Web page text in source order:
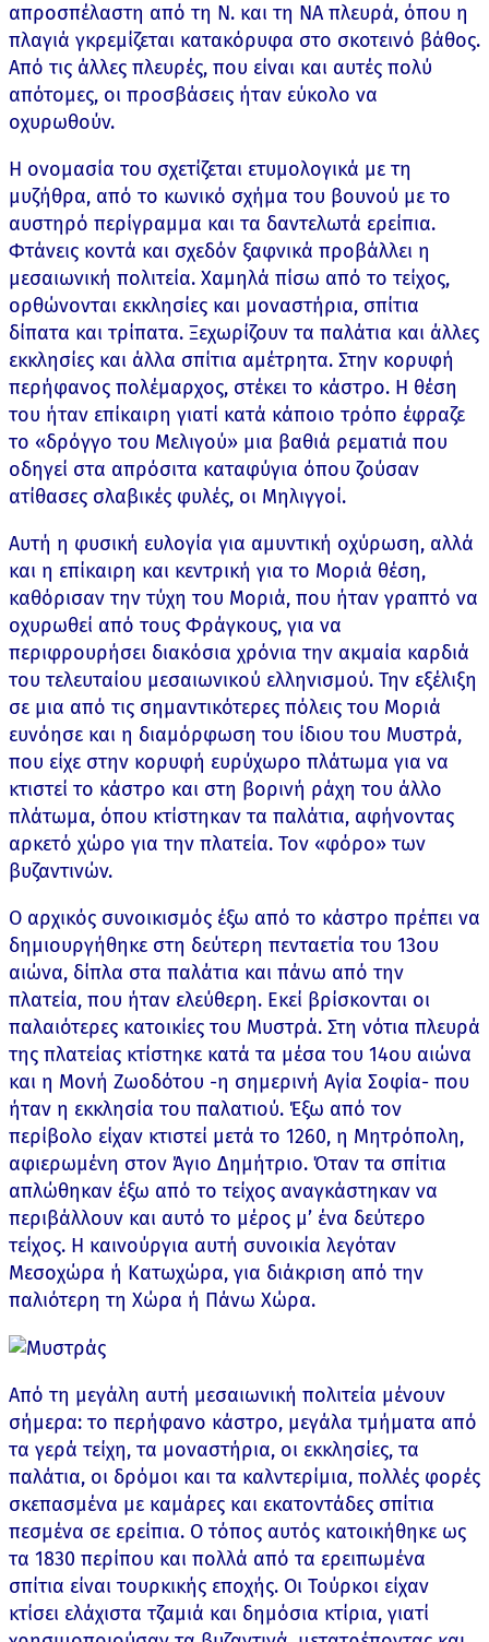
απροσπέλαστη από τη Ν. και τη ΝΑ πλευρά, όπου η
πλαγιά γκρεμίζεται κατακόρυφα στο σκοτεινό βάθος.
Από τις άλλες πλευρές, που είναι και αυτές πολύ
απότομες, οι προσβάσεις ήταν εύκολο να
οχυρωθούν.
Η ονομασία του σχετίζεται ετυμολογικά με τη
μυζήθρα, από το κωνικό σχήμα του βουνού με το
αυστηρό περίγραμμα και τα δαντελωτά ερείπια.
Φτάνεις κοντά και σχεδόν ξαφνικά προβάλλει η
μεσαιωνική πολιτεία. Χαμηλά πίσω από το τείχος,
ορθώνονται εκκλησίες και μοναστήρια, σπίτια
δίπατα και τρίπατα. Ξεχωρίζουν τα παλάτια και άλλες
εκκλησίες και άλλα σπίτια αμέτρητα. Στην κορυφή
περήφανος πολέμαρχος, στέκει το κάστρο. Η θέση
του ήταν επίκαιρη γιατί κατά κάποιο τρόπο έφραζε
το «δρόγγο του Μελιγού» μια βαθιά ρεματιά που
οδηγεί στα απρόσιτα καταφύγια όπου ζούσαν
ατίθασες σλαβικές φυλές, οι Μηλιγγοί.
Αυτή η φυσική ευλογία για αμυντική οχύρωση, αλλά
και η επίκαιρη και κεντρική για το Μοριά θέση,
καθόρισαν την τύχη του Μοριά, που ήταν γραπτό να
οχυρωθεί από τους Φράγκους, για να
περιφρουρήσει διακόσια χρόνια την ακμαία καρδιά
του τελευταίου μεσαιωνικού ελληνισμού. Την εξέλιξη
σε μια από τις σημαντικότερες πόλεις του Μοριά
ευνόησε και η διαμόρφωση του ίδιου του Μυστρά,
που είχε στην κορυφή ευρύχωρο πλάτωμα για να
κτιστεί το κάστρο και στη βορινή ράχη του άλλο
πλάτωμα, όπου κτίστηκαν τα παλάτια, αφήνοντας
αρκετό χώρο για την πλατεία. Τον «φόρο» των
βυζαντινών.
Ο αρχικός συνοικισμός έξω από το κάστρο πρέπει να
δημιουργήθηκε στη δεύτερη πενταετία του 13ου
αιώνα, δίπλα στα παλάτια και πάνω από την
πλατεία, που ήταν ελεύθερη. Εκεί βρίσκονται οι
παλαιότερες κατοικίες του Μυστρά. Στη νότια πλευρά
της πλατείας κτίστηκε κατά τα μέσα του 14ου αιώνα
και η Μονή Ζωοδότου -η σημερινή Αγία Σοφία- που
ήταν η εκκλησία του παλατιού. Έξω από τον
περίβολο είχαν κτιστεί μετά το 1260, η Μητρόπολη,
αφιερωμένη στον Άγιο Δημήτριο. Όταν τα σπίτια
απλώθηκαν έξω από το τείχος αναγκάστηκαν να
περιβάλλουν και αυτό το μέρος μ’ ένα δεύτερο
τείχος. Η καινούργια αυτή συνοικία λεγόταν
Μεσοχώρα ή Κατωχώρα, για διάκριση από την
παλιότερη τη Χώρα ή Πάνω Χώρα.
Από τη μεγάλη αυτή μεσαιωνική πολιτεία μένουν
σήμερα: το περήφανο κάστρο, μεγάλα τμήματα από
τα γερά τείχη, τα μοναστήρια, οι εκκλησίες, τα
παλάτια, οι δρόμοι και τα καλντερίμια, πολλές φορές
σκεπασμένα με καμάρες και εκατοντάδες σπίτια
πεσμένα σε ερείπια. Ο τόπος αυτός κατοικήθηκε ως
τα 1830 περίπου και πολλά από τα ερειπωμένα
σπίτια είναι τουρκικής εποχής. Οι Τούρκοι είχαν
κτίσει ελάχιστα τζαμιά και δημόσια κτίρια, γιατί